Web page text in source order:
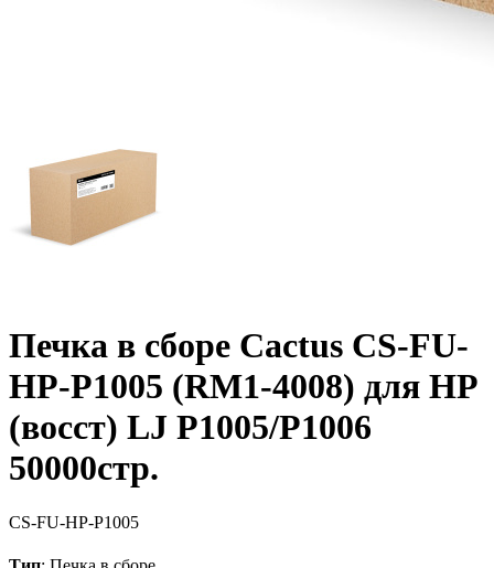
Печка в сборе Cactus CS-FU-
HP-P1005 (RM1-4008) для HP
(восст) LJ P1005/P1006
50000стр.
CS-FU-HP-P1005